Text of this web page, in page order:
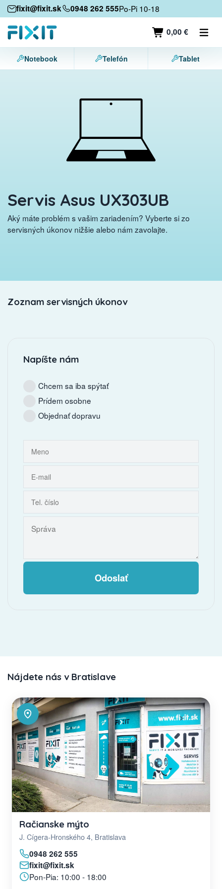
fixit@fixit.sk 0948 262 555Po-Pi 10-18
0,00 €
Mobilné zariadenia
Mobilné telefóny
Tablety
Notebook Telefón Tablet
Servis Asus UX303UB
Aký máte problém s vašim zariadením? Vyberte si zo
servisných úkonov nižšie alebo nám zavolajte.
Zoznam servisných úkonov
Napíšte nám
Chcem sa iba spýtať
Prídem osobne
Objednať dopravu
Odoslať
Nájdete nás v Bratislave
Račianske mýto
J. Cígera-Hronského 4, Bratislava
0948 262 555
fixit@fixit.sk
Pon-Pia: 10:00 - 18:00